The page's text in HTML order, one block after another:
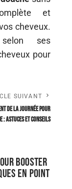
chevelu.
les
secs.
volume aux
capillaire.
et
cheveux.
selon ses
pour